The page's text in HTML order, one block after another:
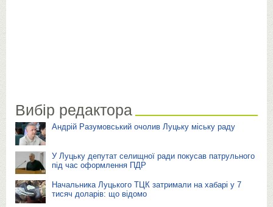
Вибір редактора
Андрій Разумовський очолив Луцьку міську раду
У Луцьку депутат селищної ради покусав патрульного
під час оформлення ПДР
Начальника Луцького ТЦК затримали на хабарі у 7
тисяч доларів: що відомо